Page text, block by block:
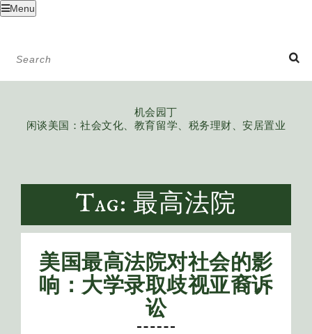
Menu
机会园丁
闲谈美国：社会文化、教育留学、税务理财、安居置业
Tag: 最高法院
美国最高法院对社会的影
响：大学录取歧视亚裔诉
讼